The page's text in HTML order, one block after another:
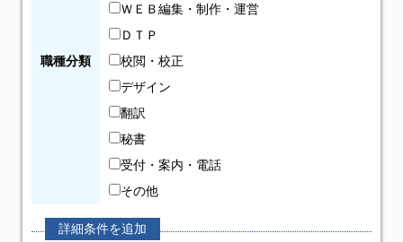
職種分類
ＷＥＢ編集・制作・運営
ＤＴＰ
校閲・校正
デザイン
翻訳
秘書
受付・案内・電話
その他
詳細条件を追加